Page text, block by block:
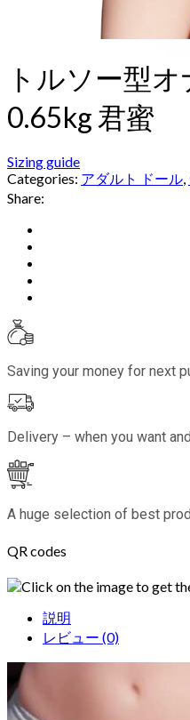
トルソー型
0.65kg 君蜜
Sizing guide
Categories: アダルト ドール,
Share:
Saving your money for next
Delivery – when you want
A huge selection of best
QR codes
Click on the image to get
説明
レビュー (0)